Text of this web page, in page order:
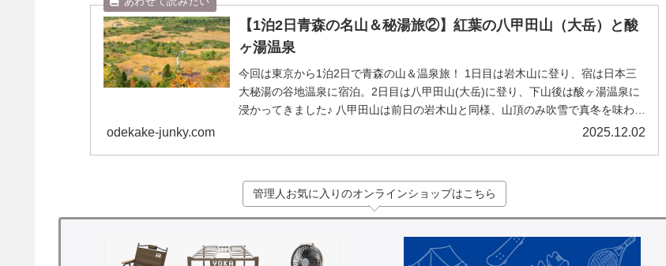
【1泊2日青森の名山＆秘湯旅②】紅葉の八甲田山（大岳）と酸
ヶ湯温泉
今回は東京から1泊2日で青森の山＆温泉旅！ 1日目は岩木山に登り、宿は日本三
大秘湯の谷地温泉に宿泊。2日目は八甲田山(大岳)に登り、下山後は酸ヶ湯温泉に
浸かってきました♪ 八甲田山は前日の岩木山と同様、山頂のみ吹雪で真冬を味わい
odekake-junky.com 2025.12.02
管理人お気に入りのオンラインショップはこちら